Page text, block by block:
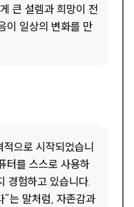
큰 설렘과 희망이 전
이 일상의 변화를 만
으로 시작되었습니
터를 스스로 사용하
경험하고 있습니다.
”는 말처럼, 자존감과